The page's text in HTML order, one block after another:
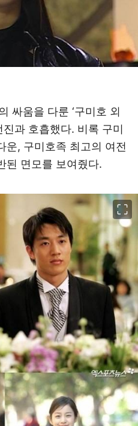
싸움을 다룬 ‘구미호 외
진과 호흡했다. 비록 구미
운, 구미호족 최고의 여전
된 면모를 보여줬다.